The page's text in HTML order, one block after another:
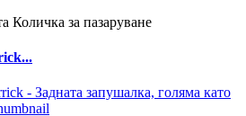
Количка за пазаруване